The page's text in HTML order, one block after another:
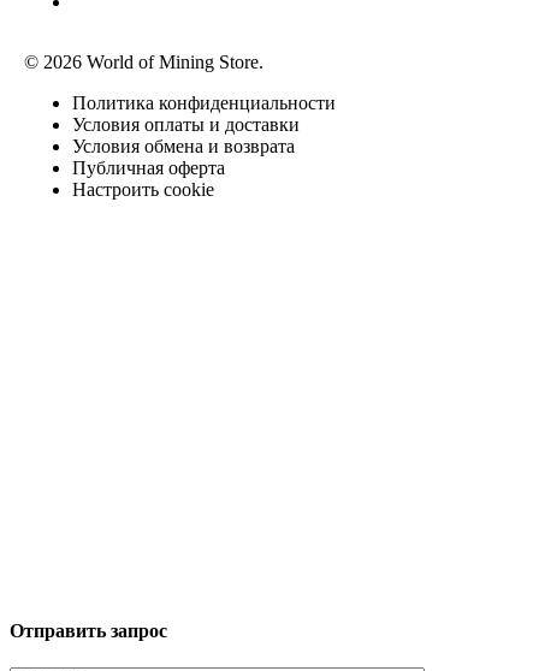
© 2026 World of Mining Store.
Политика конфиденциальности
Условия оплаты и доставки
Условия обмена и возврата
Публичная оферта
Настроить cookie
Отправить запрос